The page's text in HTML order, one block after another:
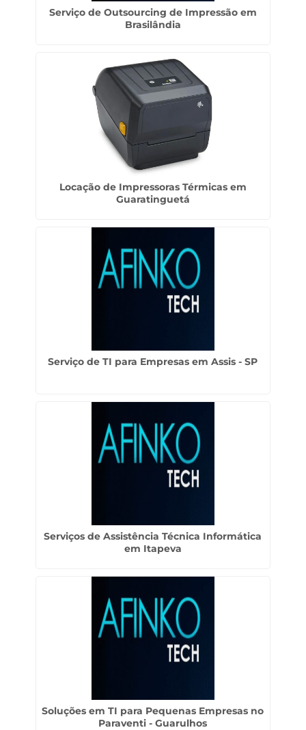
Serviço de Outsourcing de Impressão em
Brasilândia
Locação de Impressoras Térmicas em
Guaratinguetá
Serviço de TI para Empresas em Assis - SP
Serviços de Assistência Técnica Informática
em Itapeva
Soluções em TI para Pequenas Empresas no
Paraventi - Guarulhos